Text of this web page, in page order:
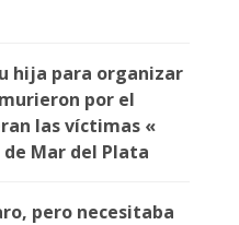
hija para organizar
por el
las víctimas «
Mar del Plata
pero necesitaba